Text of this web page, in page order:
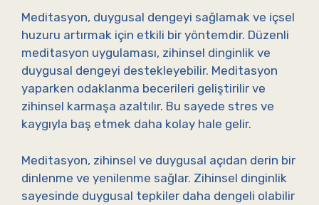
Meditasyon, duygusal dengeyi sağlamak ve içsel
huzuru artırmak için etkili bir yöntemdir. Düzenli
meditasyon uygulaması, zihinsel dinginlik ve
duygusal dengeyi destekleyebilir. Meditasyon
yaparken odaklanma becerileri geliştirilir ve
zihinsel karmaşa azaltılır. Bu sayede stres ve
kaygıyla baş etmek daha kolay hale gelir.
Meditasyon, zihinsel ve duygusal açıdan derin bir
dinlenme ve yenilenme sağlar. Zihinsel dinginlik
sayesinde duygusal tepkiler daha dengeli olabilir